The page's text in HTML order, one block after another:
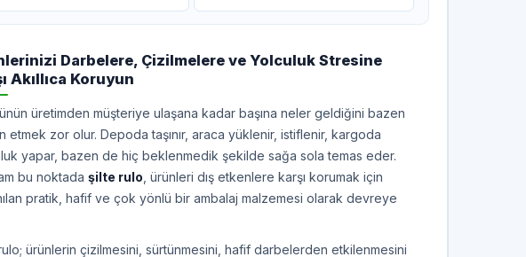
Darbelere, Çizilmelere ve Yolculuk Stresine
Akıllıca Koruyun
üretimden müşteriye ulaşana kadar başına neler geldiğini bazen
etmek zor olur. Depoda taşınır, araca yüklenir, istiflenir, kargoda
yapar, bazen de hiç beklenmedik şekilde sağa sola temas eder.
bu noktada şilte rulo , ürünleri dış etkenlere karşı korumak için
pratik, hafif ve çok yönlü bir ambalaj malzemesi olarak devreye
ürünlerin çizilmesini, sürtünmesini, hafif darbelerden etkilenmesini